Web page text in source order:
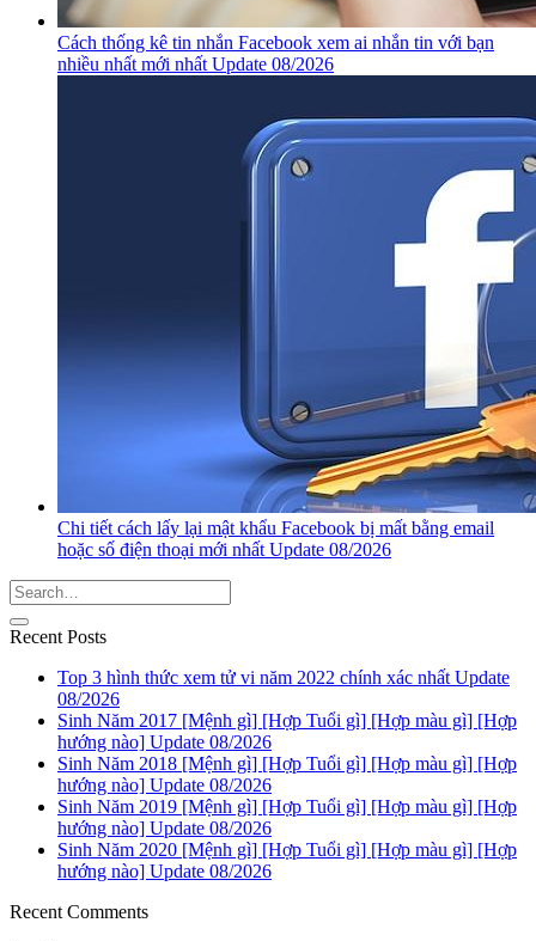
Cách thống kê tin nhắn Facebook xem ai nhắn tin với bạn
nhiều nhất mới nhất Update 08/2026
Chi tiết cách lấy lại mật khẩu Facebook bị mất bằng email
hoặc số điện thoại mới nhất Update 08/2026
Recent Posts
Top 3 hình thức xem tử vi năm 2022 chính xác nhất Update
08/2026
Sinh Năm 2017 [Mệnh gì] [Hợp Tuổi gì] [Hợp màu gì] [Hợp
hướng nào] Update 08/2026
Sinh Năm 2018 [Mệnh gì] [Hợp Tuổi gì] [Hợp màu gì] [Hợp
hướng nào] Update 08/2026
Sinh Năm 2019 [Mệnh gì] [Hợp Tuổi gì] [Hợp màu gì] [Hợp
hướng nào] Update 08/2026
Sinh Năm 2020 [Mệnh gì] [Hợp Tuổi gì] [Hợp màu gì] [Hợp
hướng nào] Update 08/2026
Recent Comments